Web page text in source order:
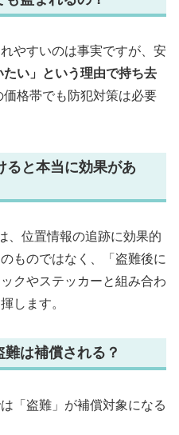
やすいのは事実ですが、安
たい」という理由で持ち去
格帯でも防犯対策は必要
ると本当に効果があ
、位置情報の追跡に効果的
ものではなく、「盗難後に
クやステッカーと組み合わ
します。
は補償される？
「盗難」が補償対象になる